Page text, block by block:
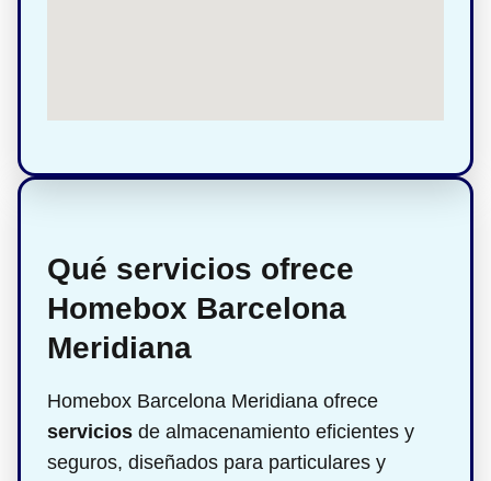
Qué servicios ofrece
Homebox Barcelona
Meridiana
Homebox Barcelona Meridiana ofrece
servicios de almacenamiento eficientes y
seguros, diseñados para particulares y